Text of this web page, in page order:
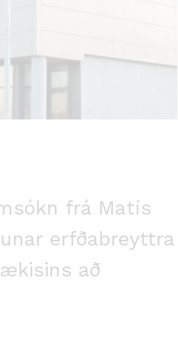
frá Matís
erfðabreyttra
að